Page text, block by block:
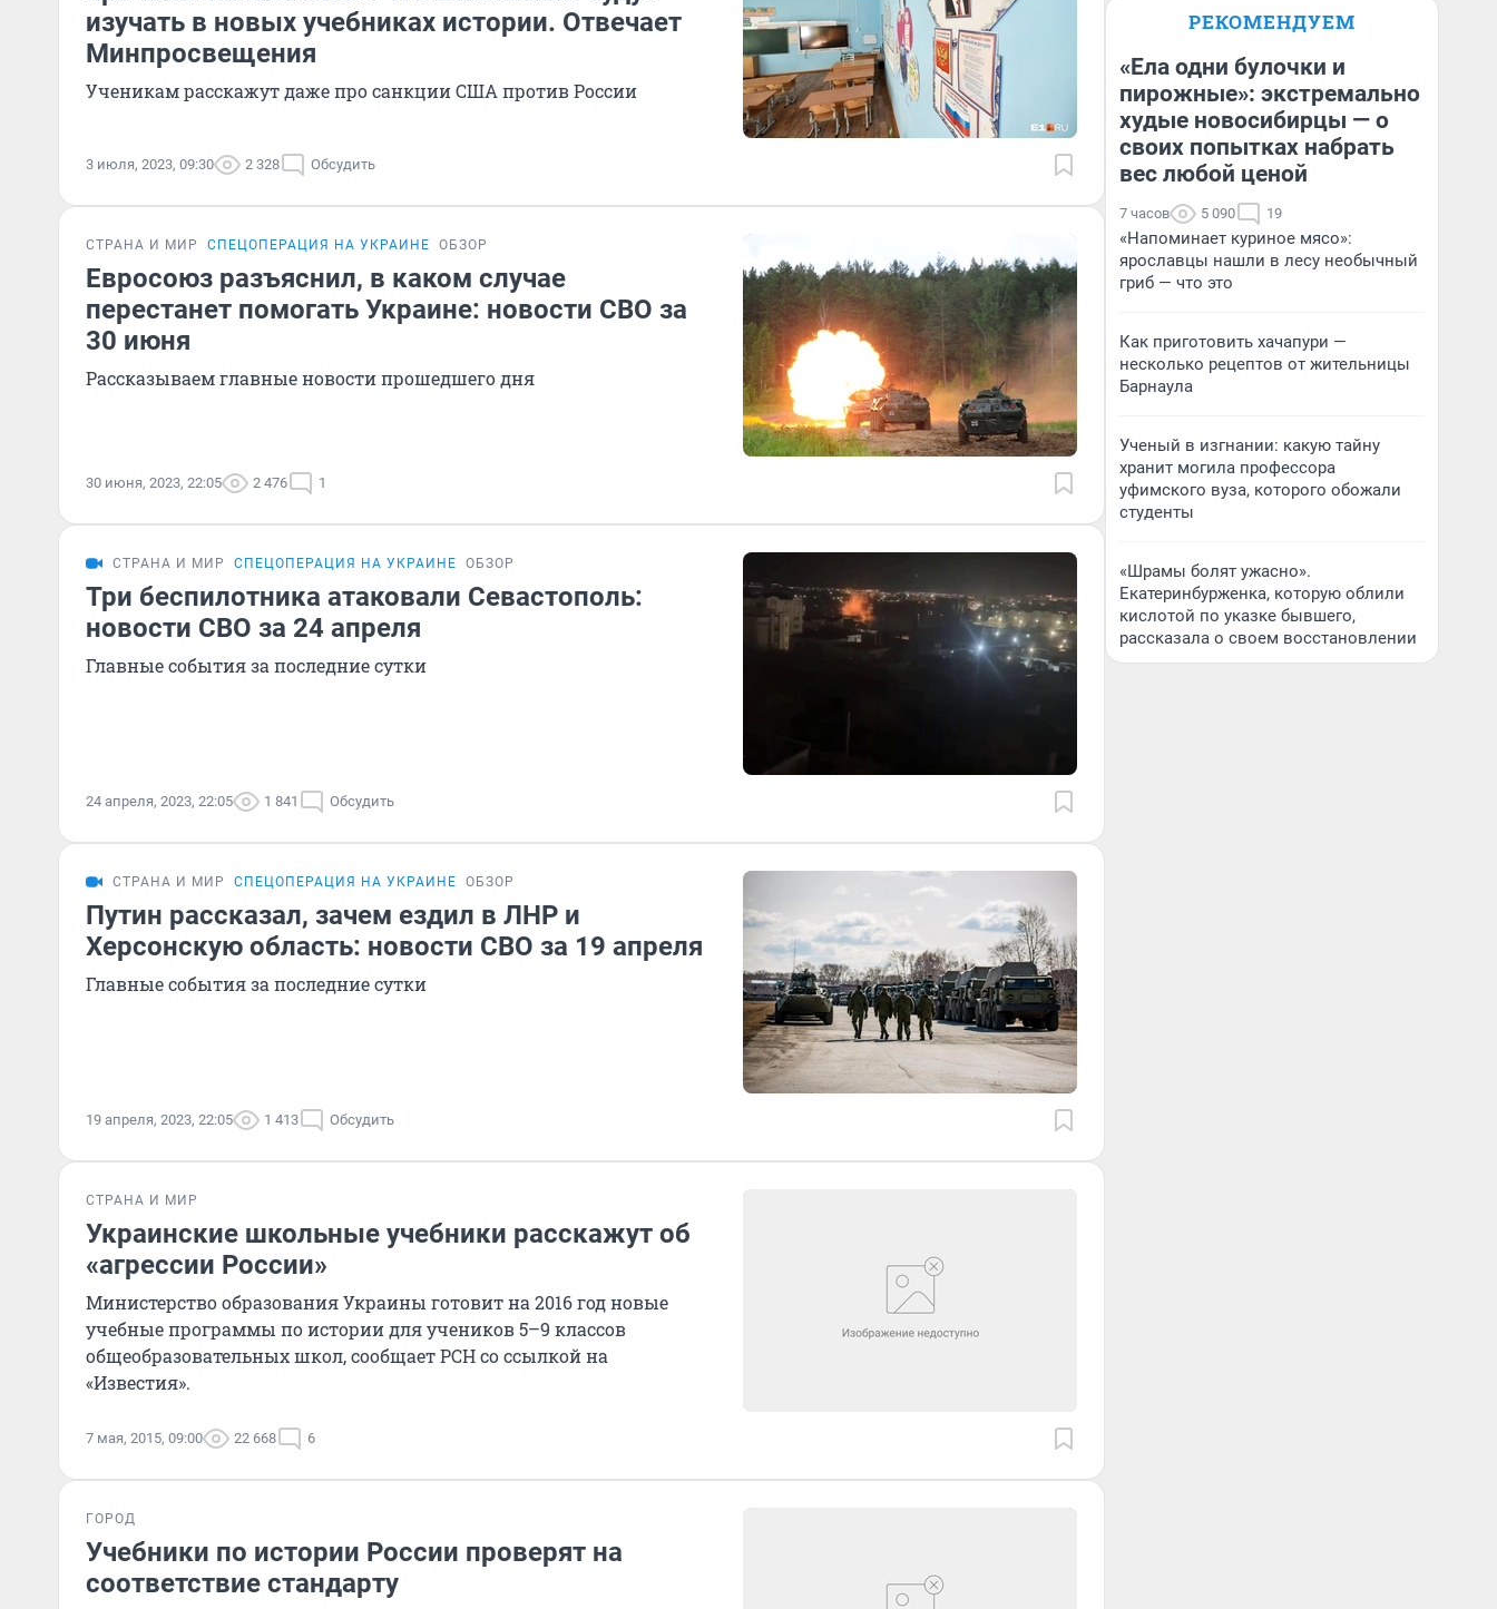
изучать в новых учебниках истории. Отвечает
Минпросвещения
Ученикам расскажут даже про санкции США против России
3 июля, 2023, 09:30 2 328 Обсудить
СТРАНА И МИР СПЕЦОПЕРАЦИЯ НА УКРАИНЕ ОБЗОР
Евросоюз разъяснил, в каком случае
перестанет помогать Украине: новости СВО за
30 июня
Рассказываем главные новости прошедшего дня
30 июня, 2023, 22:05 2 476 1
СТРАНА И МИР СПЕЦОПЕРАЦИЯ НА УКРАИНЕ ОБЗОР
Три беспилотника атаковали Севастополь:
новости СВО за 24 апреля
Главные события за последние сутки
24 апреля, 2023, 22:05 1 841 Обсудить
СТРАНА И МИР СПЕЦОПЕРАЦИЯ НА УКРАИНЕ ОБЗОР
Путин рассказал, зачем ездил в ЛНР и
Херсонскую область: новости СВО за 19 апреля
Главные события за последние сутки
19 апреля, 2023, 22:05 1 413 Обсудить
СТРАНА И МИР
Украинские школьные учебники расскажут об
«агрессии России»
Министерство образования Украины готовит на 2016 год новые
учебные программы по истории для учеников 5–9 классов
общеобразовательных школ, сообщает РСН со ссылкой на
«Известия».
7 мая, 2015, 09:00 22 668 6
ГОРОД
Учебники по истории России проверят на
соответствие стандарту
РЕКОМЕНДУЕМ
«Ела одни булочки и
пирожные»: экстремально
худые новосибирцы — о
своих попытках набрать
вес любой ценой
7 часов 5 090 19
«Напоминает куриное мясо»:
ярославцы нашли в лесу необычный
гриб — что это
Как приготовить хачапури —
несколько рецептов от жительницы
Барнаула
Ученый в изгнании: какую тайну
хранит могила профессора
уфимского вуза, которого обожали
студенты
«Шрамы болят ужасно».
Екатеринбурженка, которую облили
кислотой по указке бывшего,
рассказала о своем восстановлении